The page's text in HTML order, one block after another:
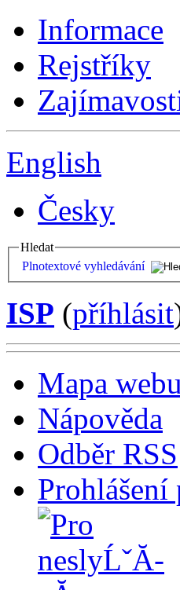
Informace
Rejstříky
English
Česky
Hledat
Plnotextové vyhledávání
ISP (příhlásit
Mapa webu
Nápověda
Odběr RSS
Prohlášení